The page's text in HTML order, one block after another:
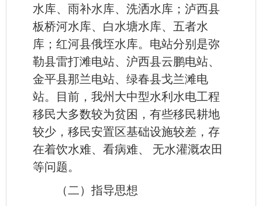
水库、雨补水库、洗洒水库；泸西县
板桥河水库、白水塘水库、五者水
库；红河县俄垤水库。电站分别是弥
勒县雷打滩电站、沪西县云鹏电站、
金平县那兰电站、绿春县戈兰滩电
站。目前，我州大中型水利水电工程
移民大多数较为贫困，有些移民耕地
较少，移民安置区基础设施较差，存
在着饮水难、看病难、 无水灌溉农田
等问题。
（二）指导思想